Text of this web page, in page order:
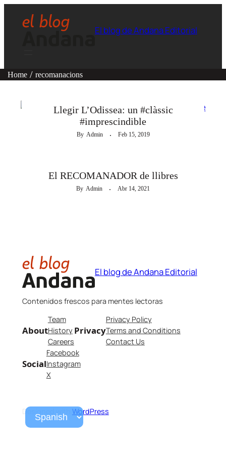
El blog de Andana Editorial
Home recomanacions
Llegir L’Odissea: un #clàssic
#imprescindible
By Admin Feb 15, 2019
El RECOMANADOR de llibres
By Admin Abr 14, 2021
El blog de Andana Editorial
Contenidos frescos para mentes lectoras
About
Team
History
Careers
Privacy
Privacy Policy
Terms and Conditions
Contact Us
Social
Facebook
Instagram
X
Designed with WordPress